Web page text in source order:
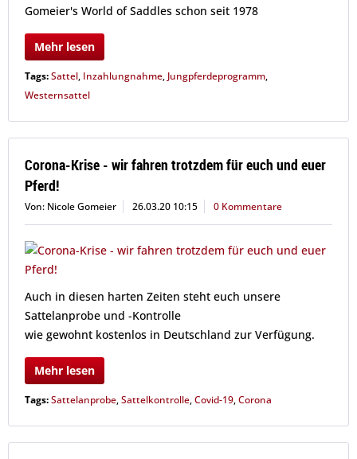
Gomeier's World of Saddles schon seit 1978
Mehr lesen
Tags:Sattel, Inzahlungnahme, Jungpferdeprogramm,
Westernsattel
Corona-Krise - wir fahren trotzdem für euch und euer
Pferd!
Von: Nicole Gomeier 26.03.20 10:15 0 Kommentare
Auch in diesen harten Zeiten steht euch unsere
Sattelanprobe und -Kontrolle
wie gewohnt kostenlos in Deutschland zur Verfügung.
Mehr lesen
Tags:Sattelanprobe,Sattelkontrolle,Covid-19,Corona